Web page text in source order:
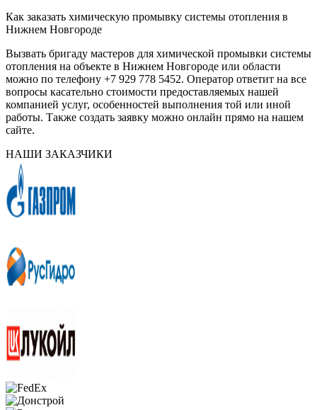
Как заказать химическую промывку системы отопления в
Нижнем Новгороде
Вызвать бригаду мастеров для химической промывки системы
отопления на объекте в Нижнем Новгороде или области
можно по телефону +7 929 778 5452. Оператор ответит на все
вопросы касательно стоимости предоставляемых нашей
компанией услуг, особенностей выполнения той или иной
работы. Также создать заявку можно онлайн прямо на нашем
сайте.
НАШИ ЗАКАЗЧИКИ